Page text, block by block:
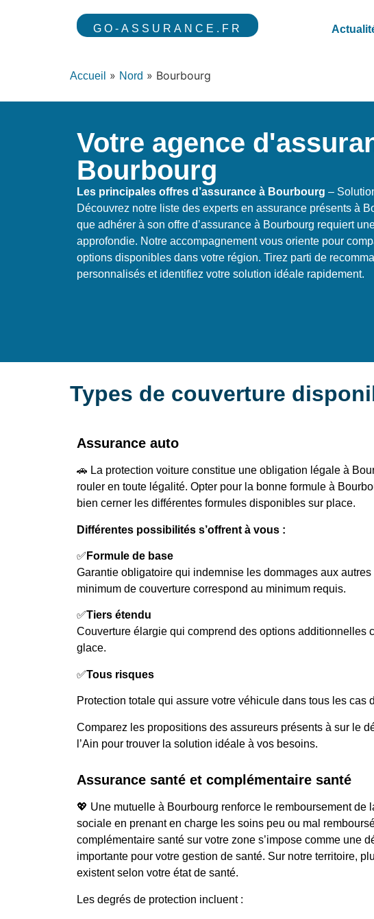
GO-ASSURANCE.FR
Accueil » Nord » Bourbourg
Votre agence
Bourbourg
Les principales offres d’assurance à Bourbourg –
Découvrez notre liste des experts en assurance présents à
que adhérer à son offre d’assurance à Bourbourg requiert
approfondie. Notre accompagnement vous oriente pour
options disponibles dans votre région. Tirez parti de
personnalisés et identifiez votre solution idéale rapidement.
Types de couverture
Assurance auto
🚗 La protection voiture constitue une obligation légale à
rouler en toute légalité. Opter pour la bonne formule à
bien cerner les différentes formules disponibles sur place.
Différentes possibilités s’offrent à vous :
✅ Formule de base
Garantie obligatoire qui indemnise les dommages aux
minimum de couverture correspond au minimum requis.
✅Tiers étendu
Couverture élargie qui comprend des options additionnelles
glace.
✅Tous risques
Protection totale qui assure votre véhicule dans tous les cas
Comparez les propositions des assureurs présents à sur le
l’Ain pour trouver la solution idéale à vos besoins.
Assurance santé et complémentaire santé
💖 Une mutuelle à Bourbourg renforce le remboursement de
sociale en prenant en charge les soins peu ou mal
complémentaire santé sur votre zone s’impose comme une
importante pour votre gestion de santé. Sur notre territoire,
existent selon votre état de santé.
Les degrés de protection incluent :